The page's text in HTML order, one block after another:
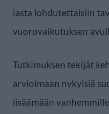
lasta lohdutettaisiin
vuorovaikutuksen
Tutkimuksen tekijät
arvioimaan nykyisiä
lisäämään